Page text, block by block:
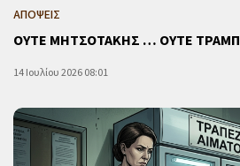
ΑΠΟΨΕΙΣ
ΟΥΤΕ ΜΗΤΣΟΤΑΚΗΣ … ΟΥΤΕ ΤΡΑΜΠ
14 Ιουλίου 2026 08:01